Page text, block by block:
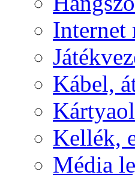
Internet
Kábel,
Kellék,
Média